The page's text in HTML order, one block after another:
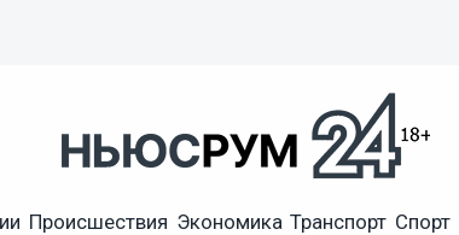
Происшествия Экономика Транспорт Спорт